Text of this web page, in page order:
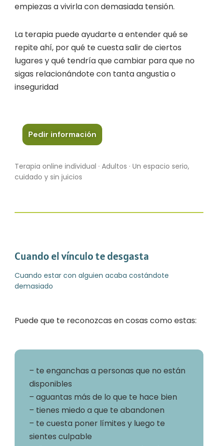
empiezas a vivirla con demasiada tensión.
La terapia puede ayudarte a entender qué se
repite ahí, por qué te cuesta salir de ciertos
lugares y qué tendría que cambiar para que no
sigas relacionándote con tanta angustia o
inseguridad
Pedir información
Terapia online individual · Adultos · Un espacio serio,
cuidado y sin juicios
Cuando el vínculo te desgasta
Cuando estar con alguien acaba costándote
demasiado
Puede que te reconozcas en cosas como estas:
– te enganchas a personas que no están
disponibles
– aguantas más de lo que te hace bien
– tienes miedo a que te abandonen
– te cuesta poner límites y luego te
sientes culpable